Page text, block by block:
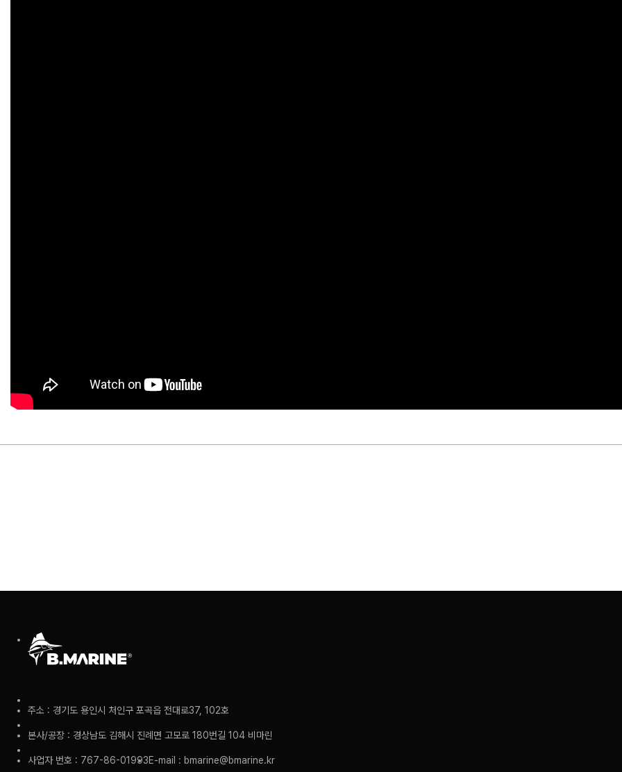
주소 : 경기도 용인시 처인구 포곡읍 전대로37, 102호
본사/공장 : 경상남도 김해시 진례면 고모로 180번길 104 비마린
사업자 번호 : 767-86-01993E-mail : bmarine@bmarine.kr